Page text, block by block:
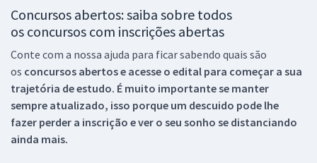
Concursos abertos: saiba sobre todos
os concursos com inscrições abertas
Conte com a nossa ajuda para ficar sabendo quais são
os concursos abertos e acesse o edital para começar a sua
trajetória de estudo. É muito importante se manter
sempre atualizado, isso porque um descuido pode lhe
fazer perder a inscrição e ver o seu sonho se distanciando
ainda mais.